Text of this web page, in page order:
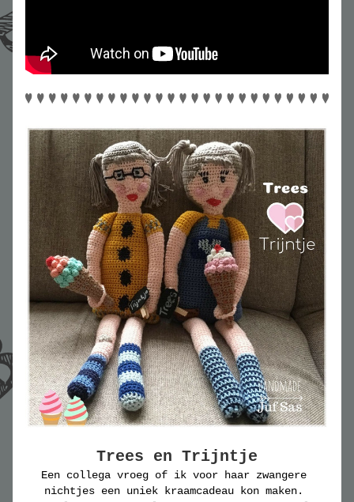
Trees en Trijntje
Een collega vroeg of ik voor haar zwangere
nichtjes een uniek kraamcadeau kon maken.